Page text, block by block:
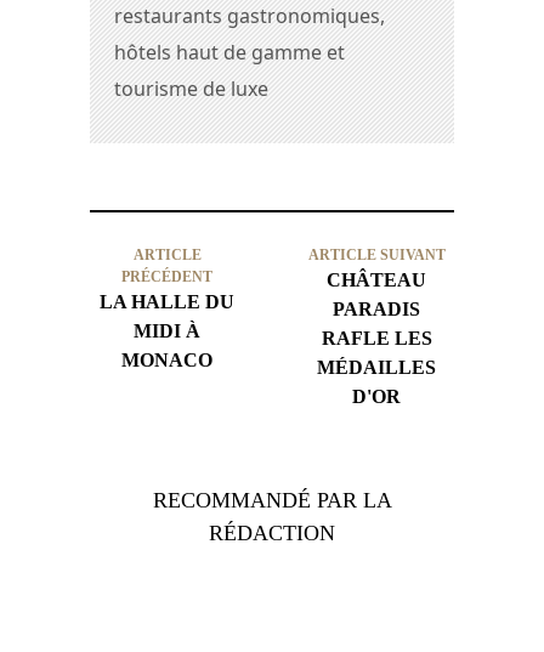
restaurants gastronomiques,
hôtels haut de gamme et
tourisme de luxe
ARTICLE
PRÉCÉDENT
LA HALLE DU
MIDI À
MONACO
ARTICLE SUIVANT
CHÂTEAU
PARADIS
RAFLE LES
MÉDAILLES
D'OR
RECOMMANDÉ PAR LA
RÉDACTION